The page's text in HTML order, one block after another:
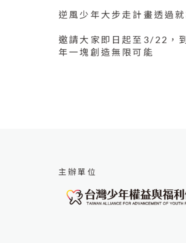
逆風少年大步走計畫透過
邀請大家即日起至3/22，
年一塊創造無限可能
主辦單位